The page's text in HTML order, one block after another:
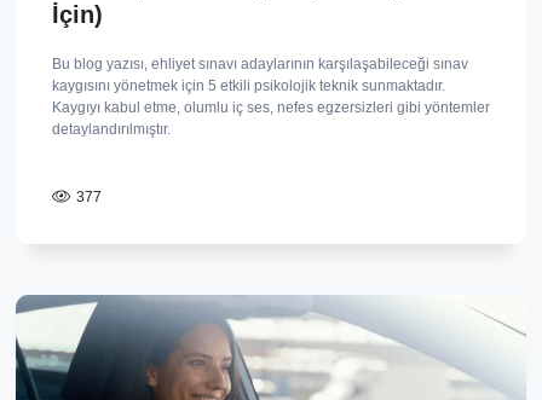
İçin)
Bu blog yazısı, ehliyet sınavı adaylarının karşılaşabileceği sınav
kaygısını yönetmek için 5 etkili psikolojik teknik sunmaktadır.
Kaygıyı kabul etme, olumlu iç ses, nefes egzersizleri gibi yöntemler
detaylandırılmıştır.
377